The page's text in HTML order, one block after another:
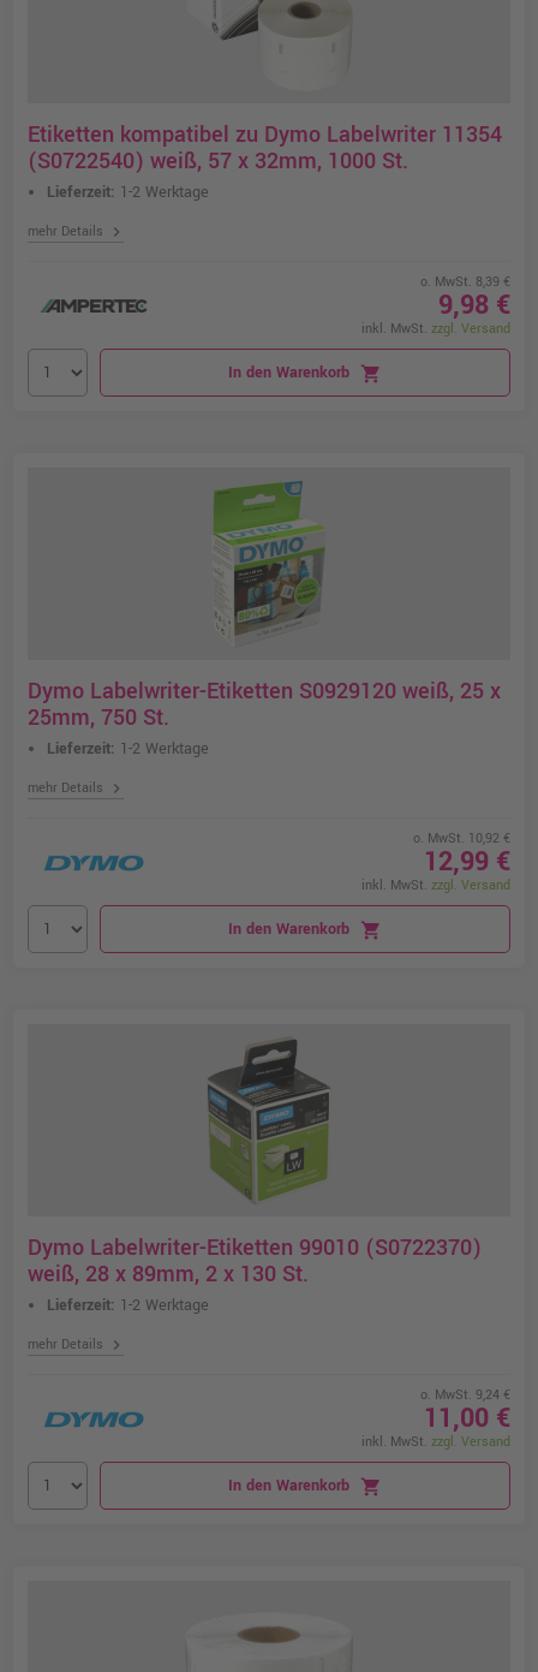
Etiketten kompatibel zu Dymo Labelwriter 11354
(S0722540) weiß, 57 x 32mm, 1000 St.
Lieferzeit: 1-2 Werktage
mehr Details chevron_right
o. MwSt. 8,39 €
9,98 €
inkl. MwSt. zzgl. Versand
In den Warenkorb shopping_cart
Dymo Labelwriter-Etiketten S0929120 weiß, 25 x
25mm, 750 St.
Lieferzeit: 1-2 Werktage
mehr Details chevron_right
o. MwSt. 10,92 €
12,99 €
inkl. MwSt. zzgl. Versand
In den Warenkorb shopping_cart
Dymo Labelwriter-Etiketten 99010 (S0722370)
weiß, 28 x 89mm, 2 x 130 St.
Lieferzeit: 1-2 Werktage
mehr Details chevron_right
o. MwSt. 9,24 €
11,00 €
inkl. MwSt. zzgl. Versand
In den Warenkorb shopping_cart